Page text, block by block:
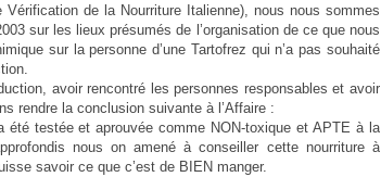
Vérification de la Nourriture Italienne), nous nous sommes
sur les lieux présumés de l’organisation de ce que nous
sur la personne d’une Tartofrez qui n’a pas souhaité
avoir rencontré les personnes responsables et avoir
rendre la conclusion suivante à l’Affaire :
été testée et aprouvée comme NON-toxique et APTE à la
nous on amené à conseiller cette nourriture à
savoir ce que c’est de BIEN manger.